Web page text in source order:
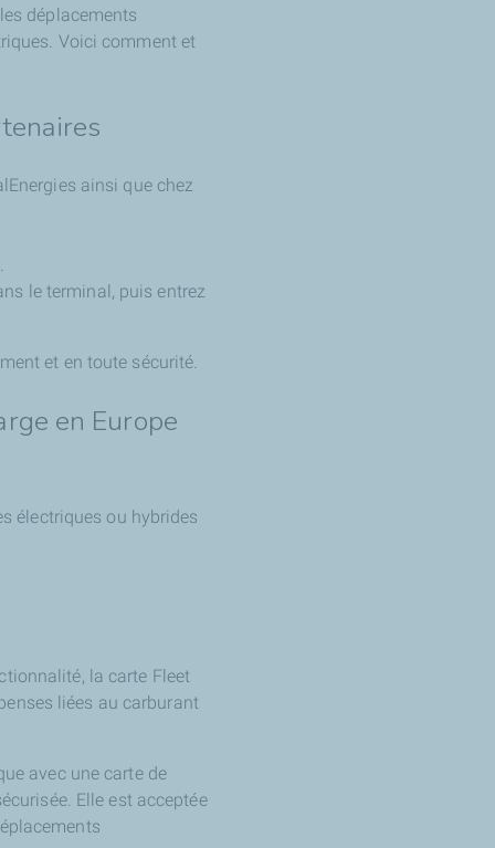
déplacements
Voici comment et
ainsi que chez
le terminal, puis entrez
et en toute sécurité.
en Europe
électriques ou hybrides
la carte Fleet
liées au carburant
avec une carte de
Elle est acceptée